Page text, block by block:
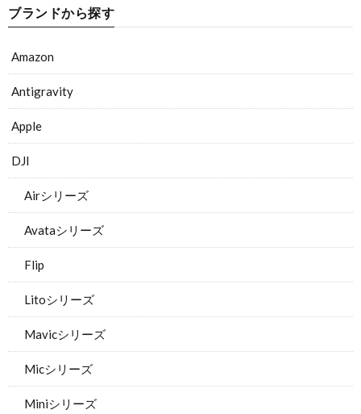
ブランドから探す
Amazon
Antigravity
Apple
DJI
Airシリーズ
Avataシリーズ
Flip
Litoシリーズ
Mavicシリーズ
Micシリーズ
Miniシリーズ